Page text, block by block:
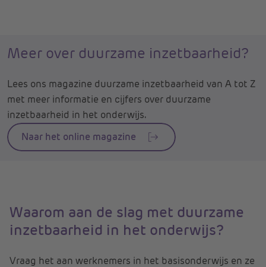
Meer over duurzame inzetbaarheid?
Lees ons magazine duurzame inzetbaarheid van A tot Z
met meer informatie en cijfers over duurzame
inzetbaarheid in het onderwijs.
Naar het online magazine
Waarom aan de slag met duurzame
inzetbaarheid in het onderwijs?
Vraag het aan werknemers in het basisonderwijs en ze